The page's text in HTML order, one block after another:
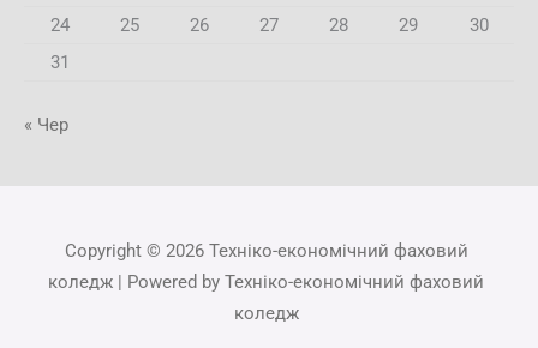
24
25 26 27 28 29
30
31
« Чер
Copyright © 2026 Техніко-економічний фаховий
коледж | Powered by Техніко-економічний фаховий
коледж